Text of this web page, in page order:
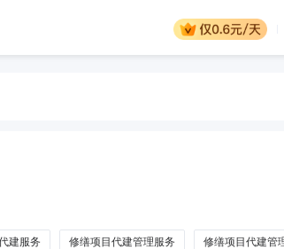
建服务 修缮项目代建管理服务 修缮项目代建管